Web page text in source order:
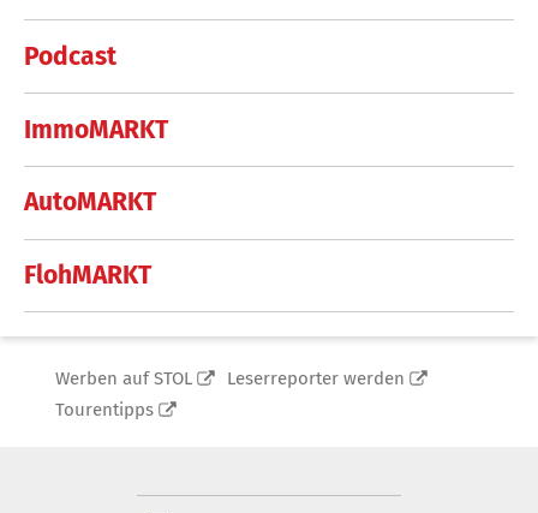
Podcast
ImmoMARKT
AutoMARKT
FlohMARKT
Werben auf STOL
Leserreporter werden
Tourentipps